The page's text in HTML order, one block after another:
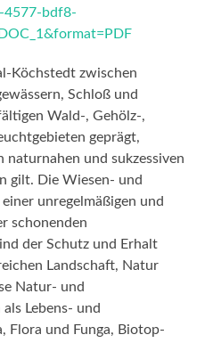
4577-bdf8-
Köchstedt zwischen
Schloß und
Wald-, Gehölz-,
geprägt,
naturnahen und sukzessiven
gilt. Die Wiesen- und
unregelmäßigen und
schonenden
der Schutz und Erhalt
Landschaft, Natur
Natur- und
Lebens- und
Flora und Funga, Biotop-